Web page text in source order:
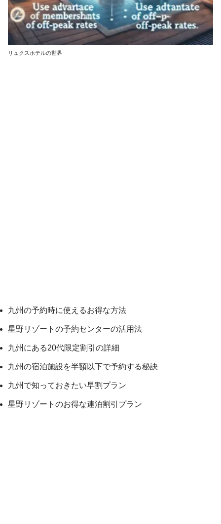
リュクスホテルの世界
九州の予約時に使えるお得な方法
星野リゾートの予約センターの活用法
九州にある20代限定割引の詳細
九州の宿泊施設を半額以下で予約する秘訣
九州で知っておきたい早割プラン
星野リゾートのお得な連泊割引プラン